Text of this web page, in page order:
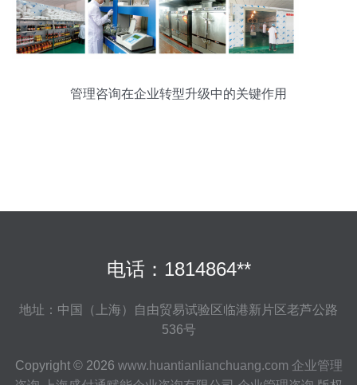
管理咨询在企业转型升级中的关键作用
电话：1814864**
地址：中国（上海）自由贸易试验区临港新片区老芦公路
536号
Copyright © 2026 www.huantianlianchuang.com 企业管理